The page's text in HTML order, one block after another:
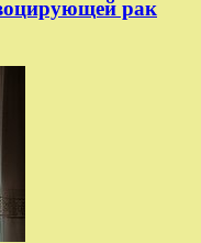
рак